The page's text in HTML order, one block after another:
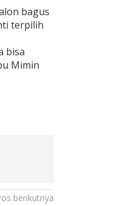
bagus
terpilih
bisa
Mimin
berikutnya